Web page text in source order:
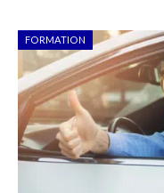
FORMATION